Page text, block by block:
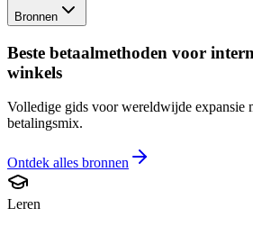
Bronnen
Beste betaalmethoden voor
winkels
Volledige gids voor wereldwijde expansie
betalingsmix.
Ontdek alles bronnen
Leren